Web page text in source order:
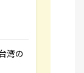
湾の